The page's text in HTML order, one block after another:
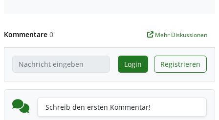
Kommentare 0 Mehr Diskussionen
Login Registrieren
Schreib den ersten Kommentar!